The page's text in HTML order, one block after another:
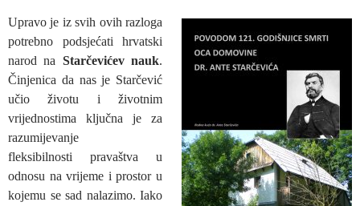
Upravo je iz svih ovih razloga
potrebno podsjećati hrvatski
narod na Starčevićev nauk.
Činjenica da nas je Starčević
učio životu i životnim
vrijednostima ključna je za
razumijevanje
fleksibilnosti pravaštva u
odnosu na vrijeme i prostor u
kojemu se sad nalazimo. Iako